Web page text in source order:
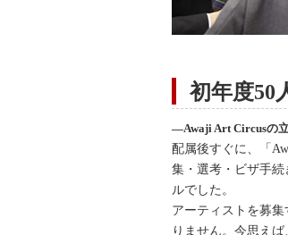
初年度50
―Awaji Art Circusの
配属後すぐに、「
集・選考・ビザ手
ルでした。
アーティストを募
りません。今思え